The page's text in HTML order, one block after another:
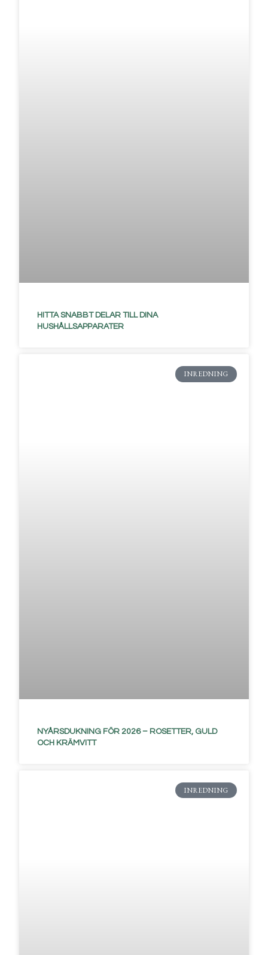
HITTA SNABBT DELAR TILL DINA
HUSHÅLLSAPPARATER
INREDNING
NYÅRSDUKNING FÖR 2026 – ROSETTER, GULD
OCH KRÄMVITT
INREDNING